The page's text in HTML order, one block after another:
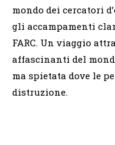
mondo dei cercatori
gli accampamenti
FARC. Un viaggio
affascinanti del
ma spietata dove le
distruzione.